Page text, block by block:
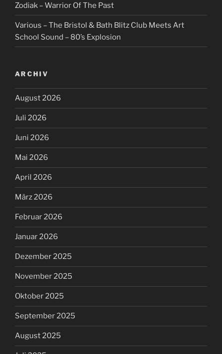
Zodiak – Warrior Of The Past
Various – The Bristol & Bath Blitz Club Meets Art
School Sound – 80’s Explosion
ARCHIV
August 2026
Juli 2026
Juni 2026
Mai 2026
April 2026
März 2026
Februar 2026
Januar 2026
Dezember 2025
November 2025
Oktober 2025
September 2025
August 2025